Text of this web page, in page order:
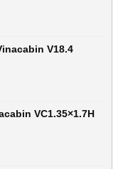
V18.4
VC1.35×1.7H